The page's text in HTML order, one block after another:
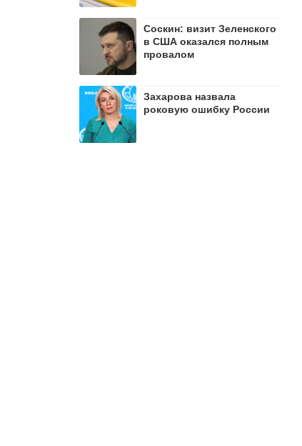
Соскин: визит Зеленского
в США оказался полным
провалом
Захарова назвала
роковую ошибку России